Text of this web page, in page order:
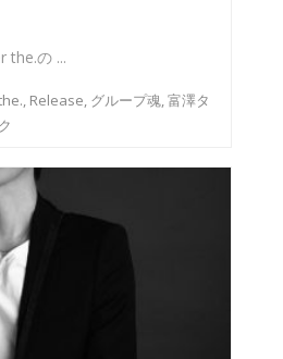
the.の ...
, Release, グループ魂,富澤タ